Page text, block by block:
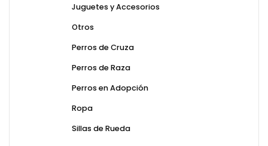
Juguetes y Accesorios
Otros
Perros de Cruza
Perros de Raza
Perros en Adopción
Ropa
Sillas de Rueda